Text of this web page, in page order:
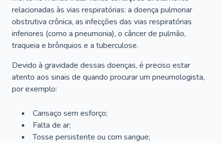
relacionadas às vias respiratórias: a doença pulmonar
obstrutiva crônica, as infecções das vias respiratórias
inferiores (como a pneumonia), o câncer de pulmão,
traqueia e brônquios e a tuberculose.
Devido à gravidade dessas doenças, é preciso estar
atento aos sinais de quando procurar um pneumologista,
por exemplo:
Cansaço sem esforço;
Falta de ar;
Tosse persistente ou com sangue;